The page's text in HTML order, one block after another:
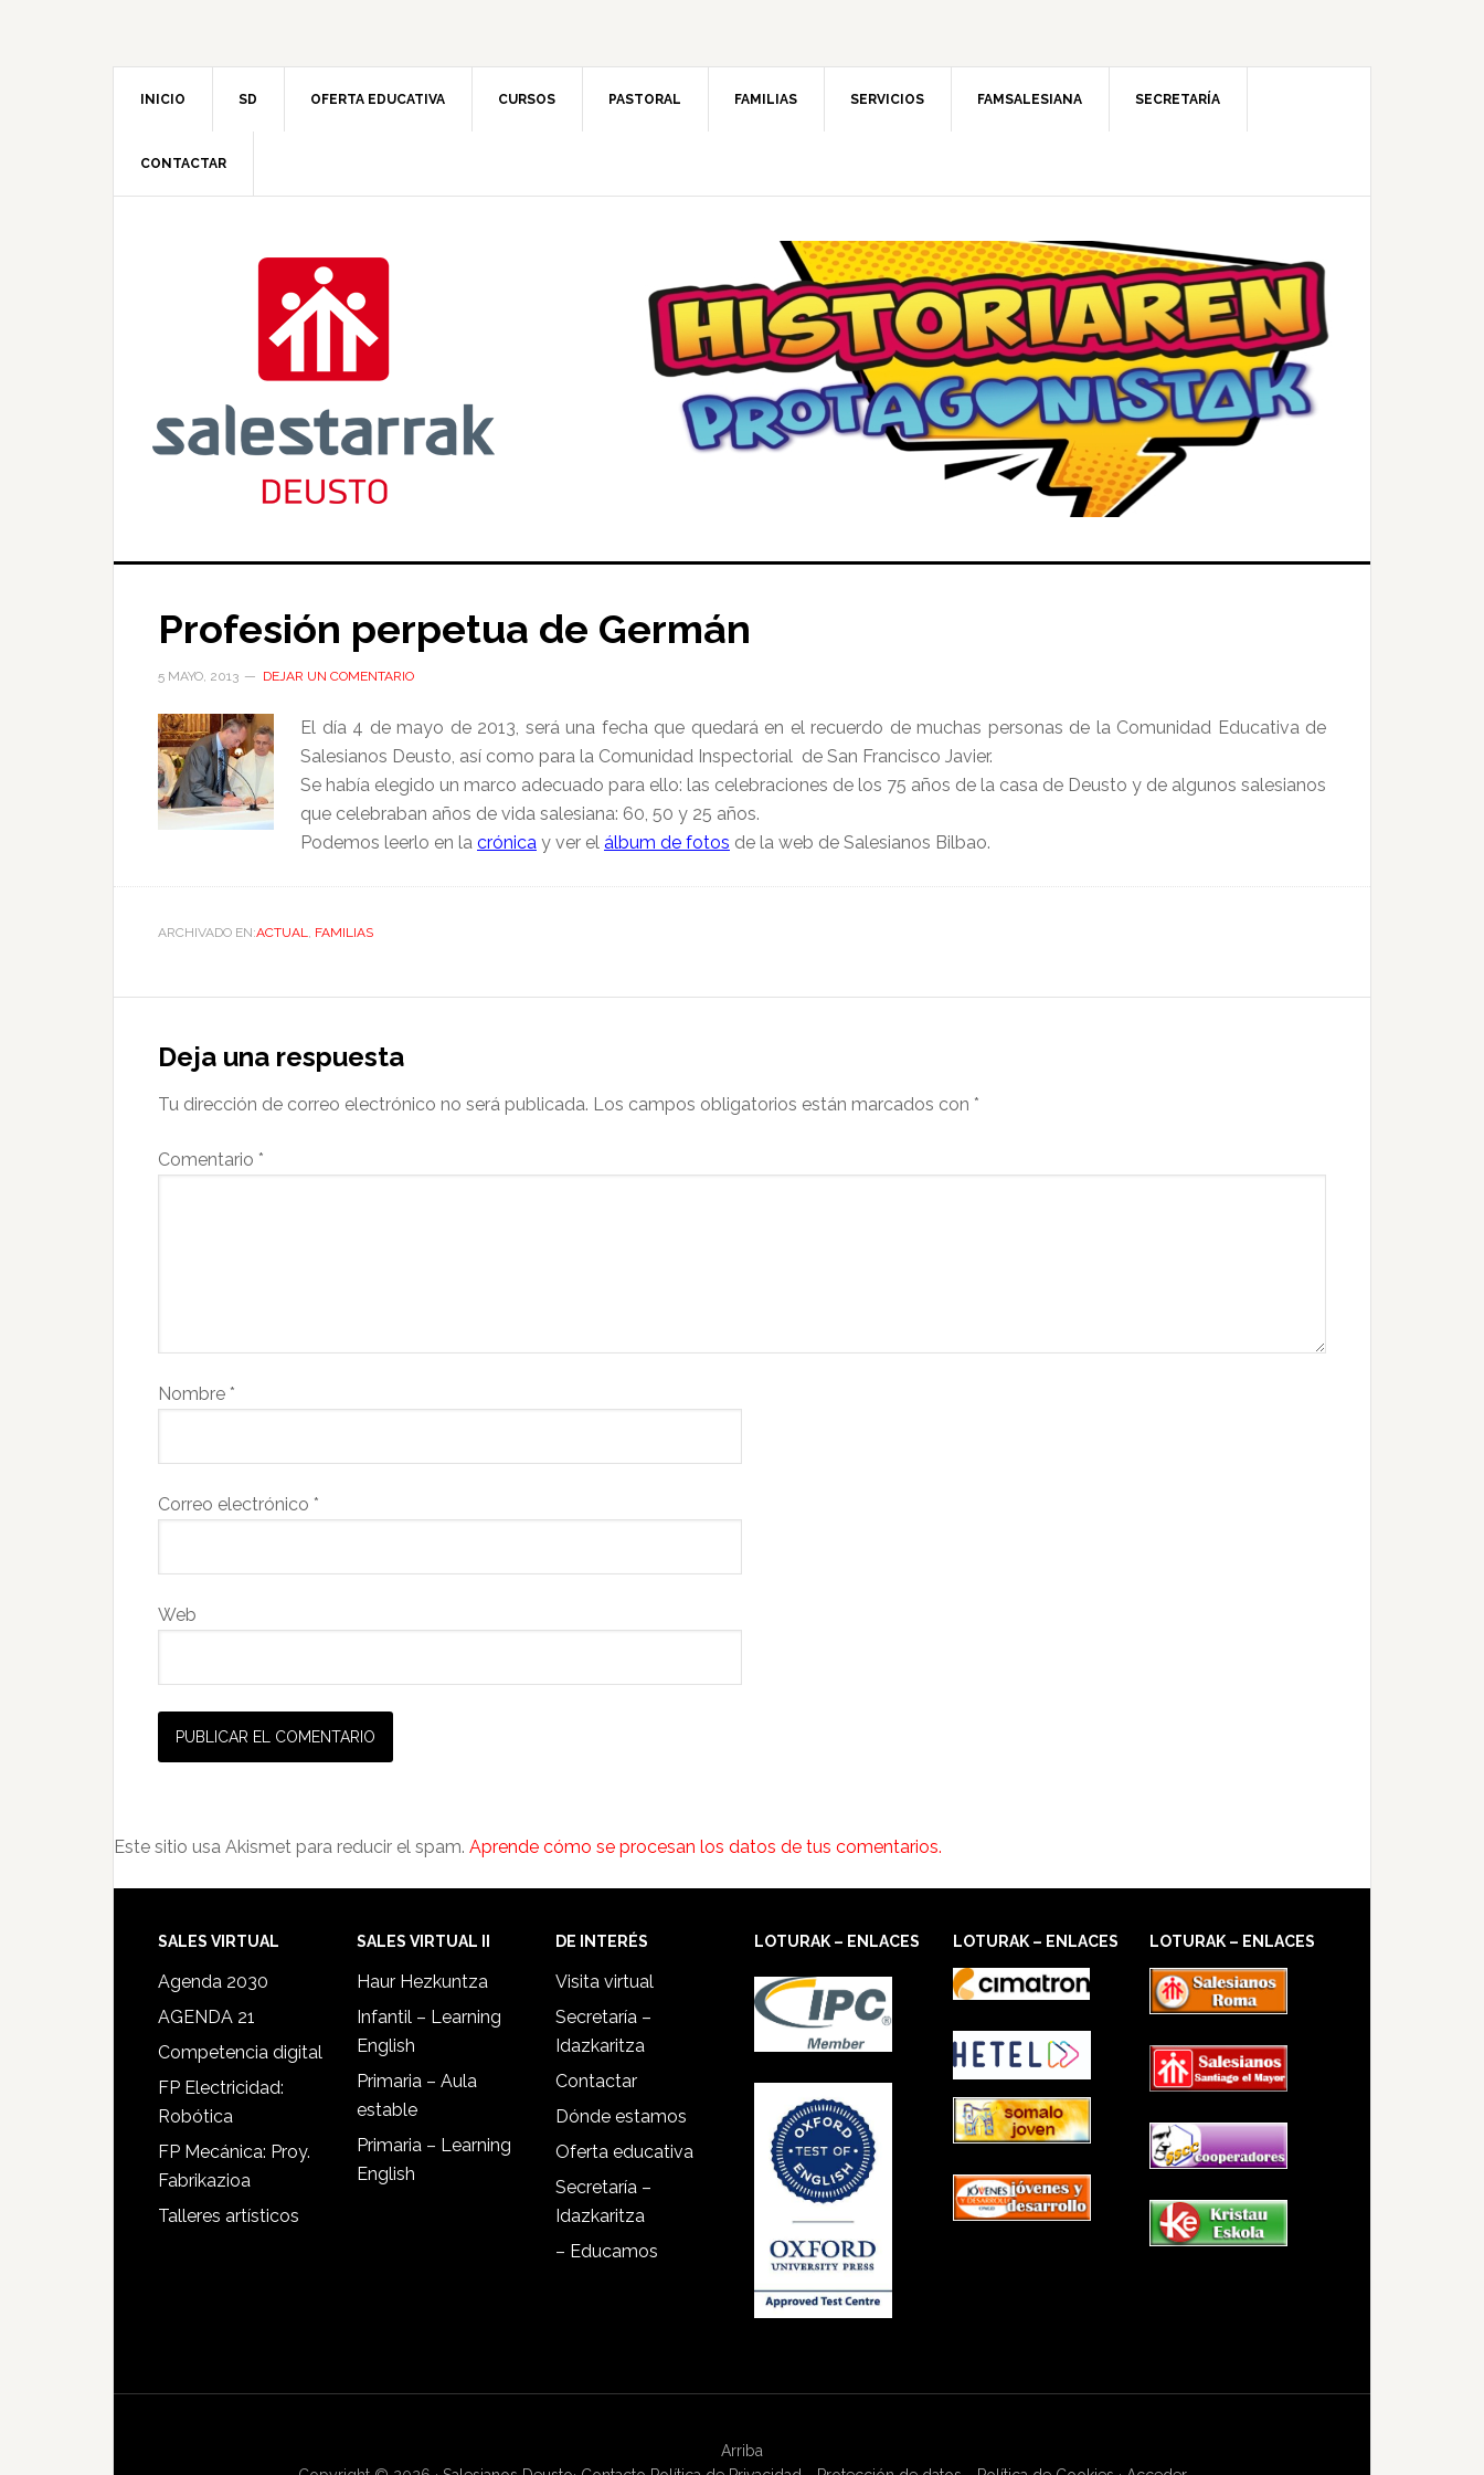
INICIO SD OFERTA EDUCATIVA CURSOS PASTORAL FAMILIAS SERVICIOS FAMSALESIANA SECRETARÍA
CONTACTAR
Profesión perpetua de Germán
5 MAYO, 2013 DEJAR UN COMENTARIO
El día 4 de mayo de 2013, será una fecha que quedará en el recuerdo de muchas personas de la Comunidad Educativa de
Salesianos Deusto, así como para la Comunidad Inspectorial de San Francisco Javier.
Se había elegido un marco adecuado para ello: las celebraciones de los 75 años de la casa de Deusto y de algunos salesianos
que celebraban años de vida salesiana: 60, 50 y 25 años.
Podemos leerlo en la crónica y ver el álbum de fotos de la web de Salesianos Bilbao.
ARCHIVADO EN:ACTUAL, FAMILIAS
Deja una respuesta
Tu dirección de correo electrónico no será publicada. Los campos obligatorios están marcados con *
Comentario *
Nombre *
Correo electrónico *
Web
Este sitio usa Akismet para reducir el spam. Aprende cómo se procesan los datos de tus comentarios.
SALES VIRTUAL
Agenda 2030
AGENDA 21
Competencia digital
FP Electricidad:
Robótica
FP Mecánica: Proy.
Fabrikazioa
Talleres artísticos
SALES VIRTUAL II
Haur Hezkuntza
Infantil – Learning
English
Primaria – Aula
estable
Primaria – Learning
English
DE INTERÉS
Visita virtual
Secretaría –
Idazkaritza
Contactar
Dónde estamos
Oferta educativa
Secretaría –
Idazkaritza
– Educamos
LOTURAK – ENLACES LOTURAK – ENLACES LOTURAK – ENLACES
Arriba